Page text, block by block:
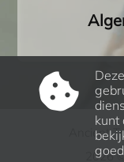
Ancient
2026
kunt